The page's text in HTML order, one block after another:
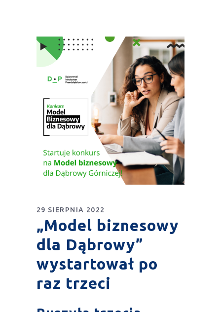
29 SIERPNIA 2022
„Model biznesowy
dla Dąbrowy”
wystartował po
raz trzeci